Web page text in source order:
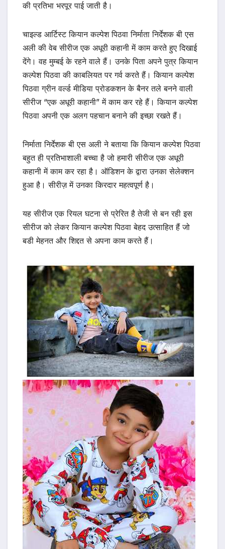
की प्रतिभा भरपूर पाई जाती है।
चाइल्ड आर्टिस्ट कियान कल्पेश पिठवा निर्माता निर्देशक बी एस
अली की वेब सीरीज एक अधूरी कहानी में काम करते हुए दिखाई
देंगे। वह मुम्बई के रहने वाले हैं। उनके पिता अपने पुत्र कियान
कल्पेश पिठवा की काबलियत पर गर्व करते हैं। कियान कल्पेश
पिठवा ग्रीन वर्ल्ड मीडिया प्रोडकशन के बैनर तले बनने वाली
सीरीज “एक अधूरी कहानी” में काम कर रहे हैं। कियान कल्पेश
पिठवा अपनी एक अलग पहचान बनाने की इच्छा रखते हैं।
निर्माता निर्देशक बी एस अली ने बताया कि कियान कल्पेश पिठवा
बहुत ही प्रतिभाशाली बच्चा है जो हमारी सीरीज एक अधूरी
कहानी में काम कर रहा है। ऑडिशन के द्वारा उनका सेलेक्शन
हुआ है। सीरीज़ में उनका किरदार महत्वपूर्ण है।
यह सीरीज एक रियल घटना से प्रेरित है तेजी से बन रही इस
सीरीज को लेकर कियान कल्पेश पिठवा बेहद उत्साहित हैं जो
बडी मेहनत और शिद्दत से अपना काम करते हैं।